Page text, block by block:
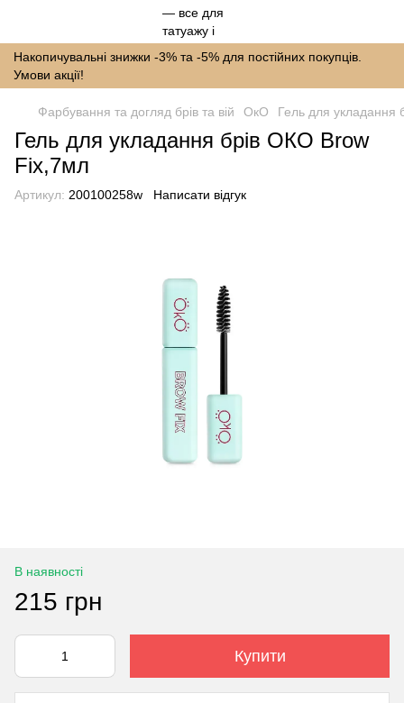
Накопичувальні знижки -3% та -5% для постійних покупців.
Умови акції!
Фарбування та догляд брів та вій ОкО Гель для
Гель для укладання брів ОКО Brow
Fix,7мл
Артикул: 200100258w Написати відгук
В наявності
215 грн
Купити